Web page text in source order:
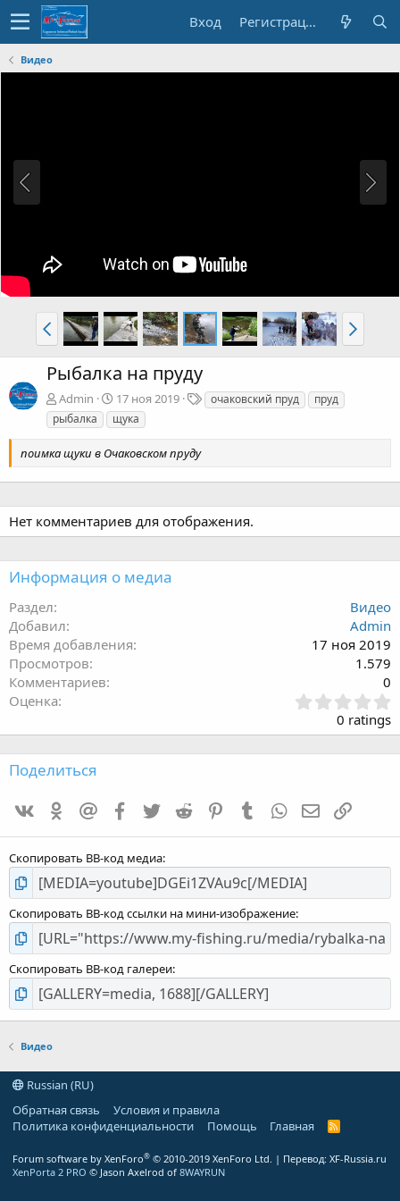
Вход Регистрация
Видео
Рыбалка на пруду
Admin 17 ноя 2019
М
е
очаковский пруд
пруд
рыбалка
щука
поимка щуки в Очаковском пруду
Нет комментариев для отображения.
Информация о медиа
Раздел
Видео
Добавил
Admin
Время добавления
17 ноя 2019
Просмотров
1.579
Комментариев
0
Оценка
в
ё
0 ratings
Поделиться
Одноклассники
Mailru Facebook
TwitterReddit PinterestTumblrWhatsApp
E-mailСсылка
Скопировать BB-код медиа
Скопировать BB-код ссылки на мини-изображение
Скопировать BB-код галереи
Видео
Russian (RU)
Обратная связь
Условия и правила
Политика конфиденциальности
Помощь Главная
R
Forum software by XenForo® © 2010-2019 XenForo Ltd. | Перевод: XF-Russia.ru
XenPorta 2 PRO © Jason Axelrod of 8WAYRUN